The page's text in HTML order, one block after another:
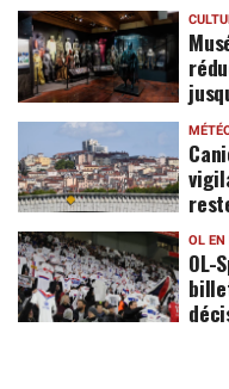
OL EN
OL-